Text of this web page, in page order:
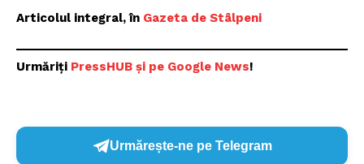
Articolul integral, în Gazeta de Stâlpeni
Urmăriți PressHUB și pe Google News!
Urmărește-ne pe Telegram